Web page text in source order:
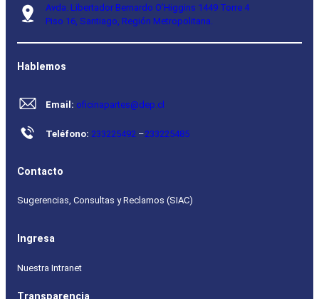
Avda. Libertador Bernardo O’Higgins 1449 Torre 4
Piso 16, Santiago, Región Metropolitana.
Hablemos
Email: oficinapartes@dep.cl
Teléfono: 233225492 –233225485
Contacto
Sugerencias, Consultas y Reclamos (SIAC)
Ingresa
Nuestra Intranet
Transparencia